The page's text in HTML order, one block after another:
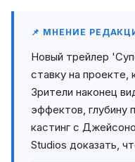
📌 МНЕНИЕ
Новый трейлер
ставку на проекте,
Зрители наконец
эффектов, глубину
кастинг с
Studios доказать,